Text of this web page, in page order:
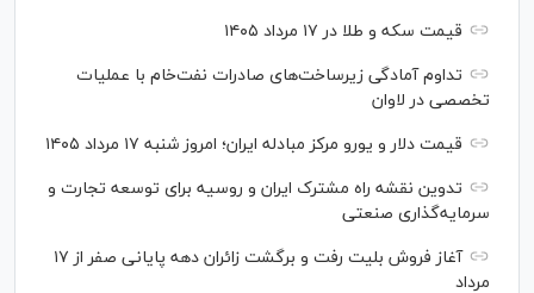
قیمت سکه و طلا در ۱۷ مرداد ۱۴۰۵
تداوم آمادگی زیرساخت‌های صادرات نفت‌خام با عملیات
تخصصی در لاوان
قیمت دلار و یورو مرکز مبادله ایران؛ امروز شنبه ۱۷ مرداد ۱۴۰۵
تدوین نقشه راه مشترک ایران و روسیه برای توسعه تجارت و
سرمایه‌گذاری صنعتی
آغاز فروش بلیت رفت و برگشت زائران دهه پایانی صفر از ۱۷
مرداد